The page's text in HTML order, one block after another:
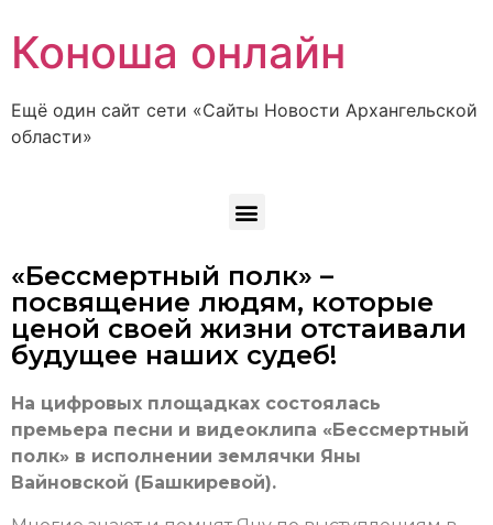
Коноша онлайн
Ещё один сайт сети «Сайты Новости Архангельской
области»
«Бессмертный полк» –
посвящение людям, которые
ценой своей жизни отстаивали
будущее наших судеб!
На цифровых площадках состоялась
премьера песни и видеоклипа «Бессмертный
полк» в исполнении землячки Яны
Вайновской (Башкиревой).